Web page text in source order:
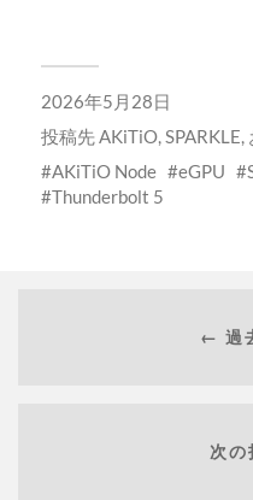
2026年5月28日
投稿先AKiTiO,SPARKLE,
AKiTiO Node
eGPU
Thunderbolt 5
← 過
次